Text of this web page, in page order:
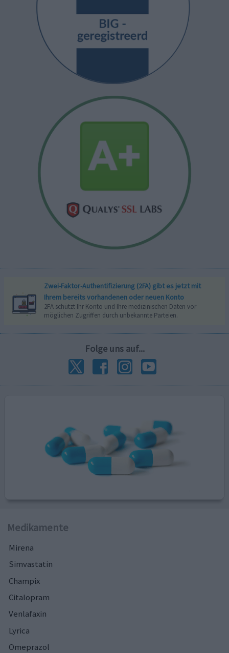
Zwei-Faktor-Authentifizierung (2FA) gibt es jetzt mit
Ihrem bereits vorhandenen oder neuen Konto
2FA schützt Ihr Konto und Ihre medizinischen Daten vor
möglichen Zugriffen durch unbekannte Parteien.
Folge uns auf...
Medikamente
Mirena
Simvastatin
Champix
Citalopram
Venlafaxin
Lyrica
Omeprazol